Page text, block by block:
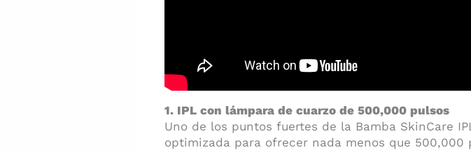
1. IPL con lámpara de cuarzo de 500,000 pulsos
Uno de los puntos fuertes de la Bamba SkinCare
optimizada para ofrecer nada menos que